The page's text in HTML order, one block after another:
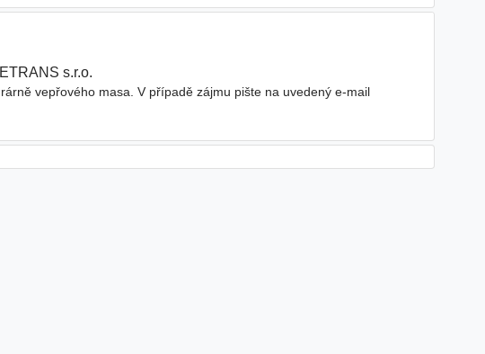
s.r.o.
vepřového masa. V případě zájmu pište na uvedený e-mail